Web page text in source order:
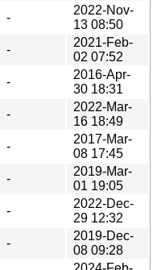
-
2022-Nov-
13 08:50
-
2021-Feb-
02 07:52
-
2016-Apr-
30 18:31
-
2022-Mar-
16 18:49
-
2017-Mar-
08 17:45
-
2019-Mar-
01 19:05
-
2022-Dec-
29 12:32
-
2019-Dec-
08 09:28